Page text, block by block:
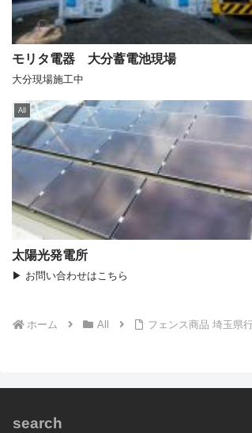
モリタ電器 大分蓄電池現場
大分現場施工中
All
太陽光発電所
▶ お問い合わせはこちら
ホーム All フェンス商品 埼玉県
search